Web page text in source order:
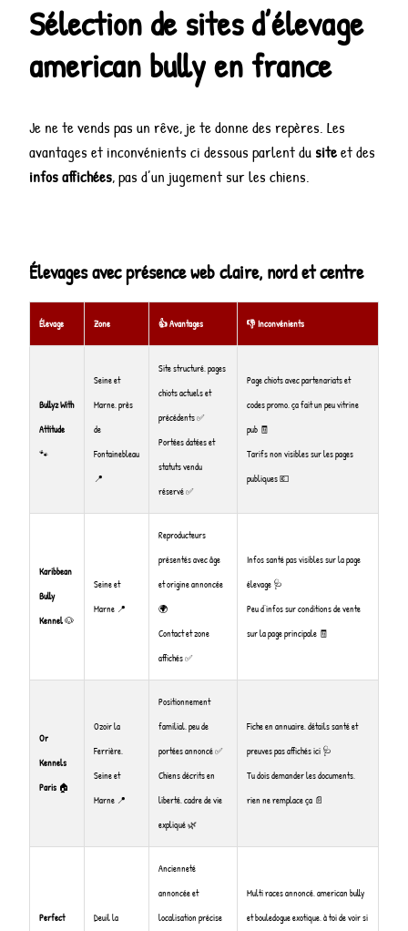
Sélection de sites d’élevage
american bully en france
Je ne te vends pas un rêve, je te donne des repères. Les
avantages et inconvénients ci dessous parlent du siteet des
infos affichées, pas d’un jugement sur les chiens.
Élevages avec présence web claire, nord et centre
Élevage Zone 👍 Avantages 👎 Inconvénients
Bullyz With
Attitude
🐾
Seine et
Marne, près
de
Fontainebleau
📍
Site structuré, pages
chiots actuels et
précédents ✅
Portées datées et
statuts vendu
réservé ✅
Page chiots avec partenariats et
codes promo, ça fait un peu vitrine
pub 🧾
Tarifs non visibles sur les pages
publiques 💶
Karibbean
Bully
Kennel🐶
Seine et
Marne 📍
Reproducteurs
présentés avec âge
et origine annoncée
🌍
Contact et zone
affichés ✅
Infos santé pas visibles sur la page
élevage 🩺
Peu d’infos sur conditions de vente
sur la page principale 🧾
Or
Kennels
Paris 🏠
Ozoir la
Ferrière,
Seine et
Marne 📍
Positionnement
familial, peu de
portées annoncé ✅
Chiens décrits en
liberté, cadre de vie
expliqué 🌿
Fiche en annuaire, détails santé et
preuves pas affichés ici 🩺
Tu dois demander les documents,
rien ne remplace ça 📄
Perfect Deuil la
Ancienneté
annoncée et
localisation précise
Multi races annoncé, american bully
et bouledogue exotique, à toi de voir si